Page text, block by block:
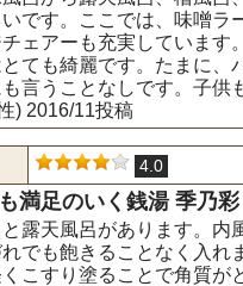
です。ここでは、味噌ラ
ェアーも充実しています
ても綺麗です。たまに、
言うことなしです。子供
) 2016/11投稿
4.0
満足のいく銭湯 季乃
露天風呂があります。
でも飽きることなく入れ
こすり塗ることで角質が